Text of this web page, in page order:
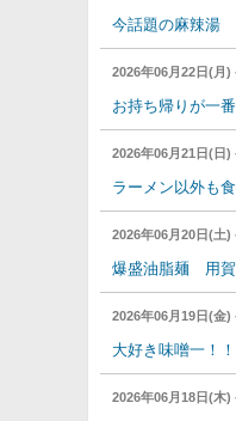
今話題の麻辣湯
2026年06月22日(月)
お持ち帰りが一
2026年06月21日(日)
ラーメン以外も
2026年06月20日(土)
爆盛油脂麺 用
2026年06月19日(金)
大好き味噌一
2026年06月18日(木)